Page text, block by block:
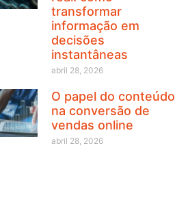
transformar
informação em
decisões
instantâneas
abril 28, 2026
O papel do conteúdo
na conversão de
vendas online
abril 28, 2026